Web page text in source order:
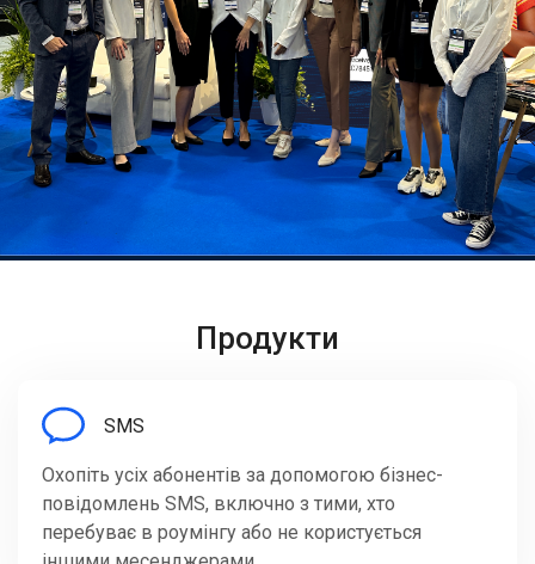
Продукти
SMS
Охопіть усіх абонентів за допомогою бізнес-
повідомлень SMS, включно з тими, хто
перебуває в роумінгу або не користується